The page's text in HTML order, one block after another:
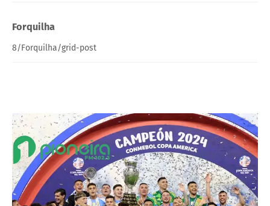
Forquilha
8/Forquilha/grid-post